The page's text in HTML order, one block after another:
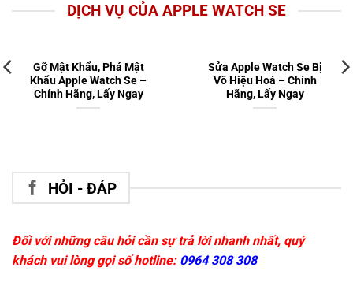
DỊCH VỤ CỦA APPLE WATCH SE
Gỡ Mật Khẩu, Phá Mật
Khẩu Apple Watch Se –
Chính Hãng, Lấy Ngay
Sửa Apple Watch Se Bị
Vô Hiệu Hoá – Chính
Hãng, Lấy Ngay
HỎI - ĐÁP
Đối với những câu hỏi cần sự trả lời nhanh nhất, quý
khách vui lòng gọi số hotline: 0964 308 308